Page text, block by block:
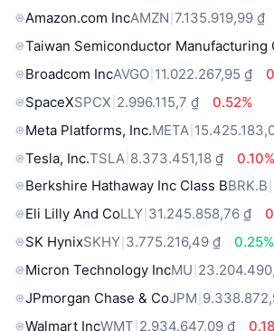
Amazon.com IncAMZN 7.135.919,99 ₫
Taiwan Semiconductor Manufacturing
Broadcom IncAVGO 11.022.267,95 ₫
SpaceXSPCX 2.996.115,7 ₫
0.52%
Meta Platforms, Inc.META
Tesla, Inc.TSLA 8.373.451,18 ₫
0.10%
Berkshire Hathaway Inc Class BBRK.B
Eli Lilly And CoLLY 31.245.858,76 ₫
SK HynixSKHY 3.775.216,49 ₫
0.25%
Micron Technology IncMU
JPmorgan Chase & CoJPM
Walmart IncWMT 2.934.647,09 ₫